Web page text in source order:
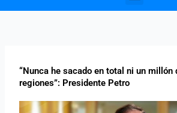
“Nunca he sacado en total ni un millón
regiones”: Presidente Petro